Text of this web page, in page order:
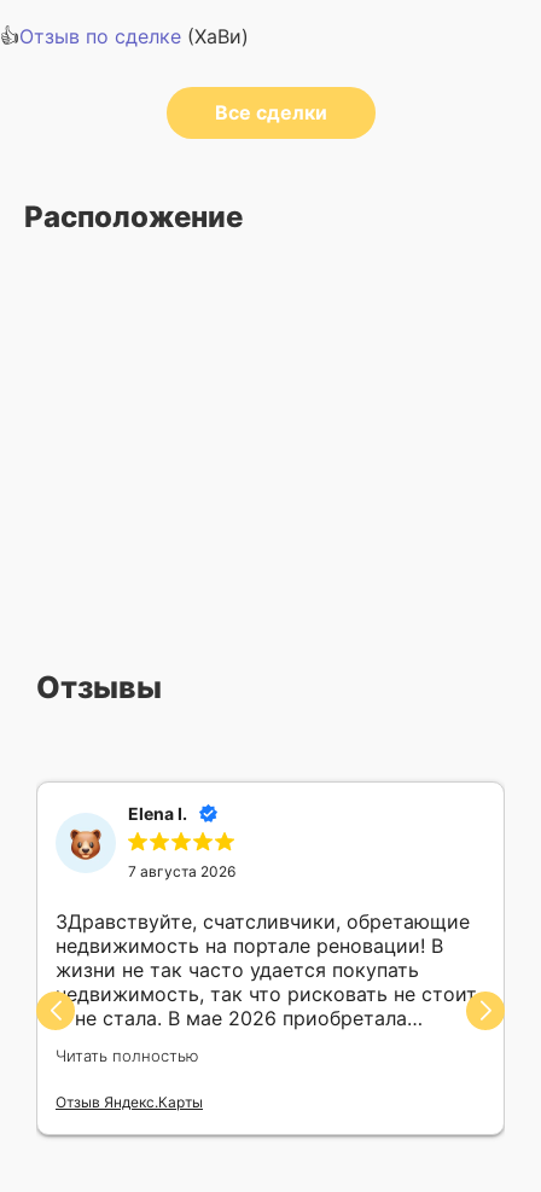
👍Отзыв по сделке (ХаВи)
Все сделки
Расположение
Отзывы
Elena I.
7 августа 2026
ЗДравствуйте, счатсливчики, обретающие
недвижимость на портале реновации! В
жизни не так часто удается покупать
недвижимость, так что рисковать не стоит.
Я не стала. В мае 2026 приобретала
в работе с ресурсами, консультирование,
сопровождение, поддержку моей покупки,
помог с выбором объекта. Безупречный
профессионализм, ответственность
Читать полностью
Отзыв Яндекс.Карты